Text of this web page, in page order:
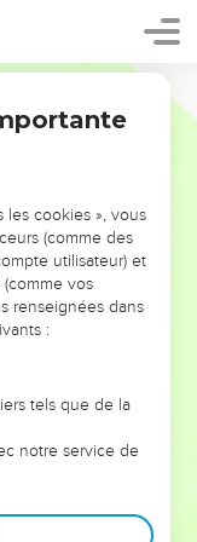
!
ÉVITER LES
doutes, les erreurs
même que ce
et responsables
que leurs erreurs
les cookies », vous
(comme des
utilisateur) et
vos
renseignées dans
:
tels que de la
notre service de